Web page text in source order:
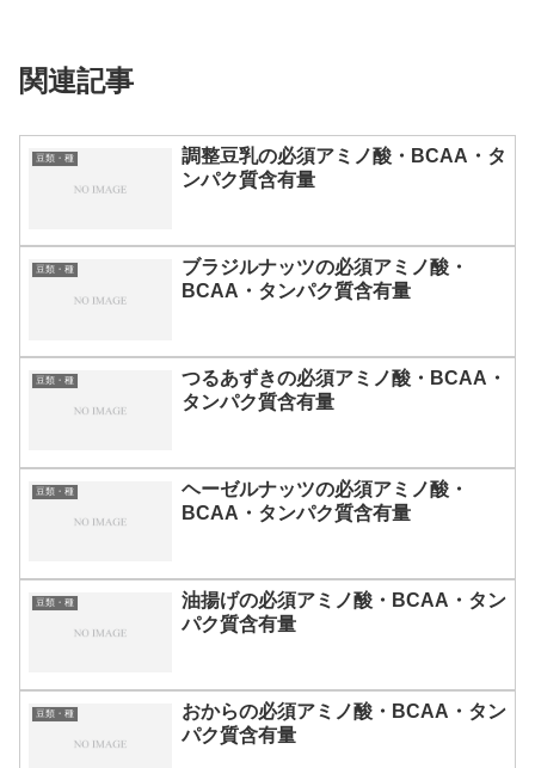
関連記事
豆類・種
調整豆乳の必須アミノ酸・BCAA・タ
ンパク質含有量
豆類・種
ブラジルナッツの必須アミノ酸・
BCAA・タンパク質含有量
豆類・種
つるあずきの必須アミノ酸・BCAA・
タンパク質含有量
豆類・種
ヘーゼルナッツの必須アミノ酸・
BCAA・タンパク質含有量
豆類・種
油揚げの必須アミノ酸・BCAA・タン
パク質含有量
豆類・種
おからの必須アミノ酸・BCAA・タン
パク質含有量